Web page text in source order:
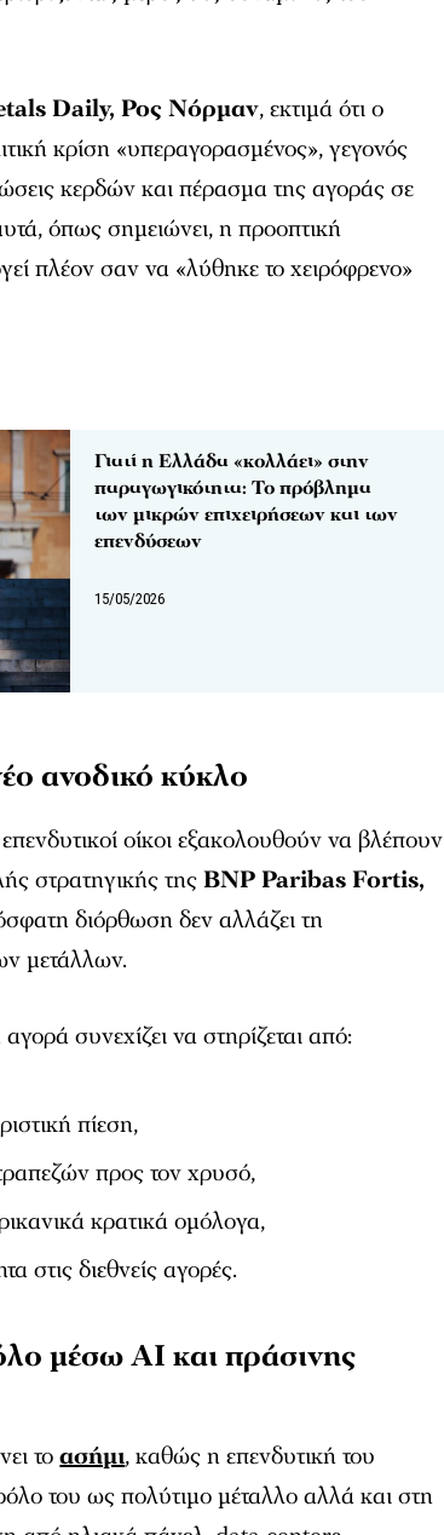
Daily, Ρος Νόρμαν, εκτιμά ότι ο
κρίση «υπεραγορασμένος», γεγονός
κερδών και πέρασμα της αγοράς σε
όπως σημειώνει, η προοπτική
πλέον σαν να «λύθηκε το χειρόφρενο»
Γιατί η Ελλάδα «κολλάει» στην
παραγωγικότητα: Το πρόβλημα
των μικρών επιχειρήσεων και των
επενδύσεων
15/05/2026
ανοδικό κύκλο
οίκοι εξακολουθούν να βλέπουν
στρατηγικής τηςBNP Paribas Fortis,
διόρθωση δεν αλλάζει τη
μετάλλων.
συνεχίζει να στηρίζεται από:
πίεση,
προς τον χρυσό,
κρατικά ομόλογα,
στις διεθνείς αγορές.
μέσω AI και πράσινης
τοασήμι, καθώς η επενδυτική του
του ως πολύτιμο μέταλλο αλλά και στη